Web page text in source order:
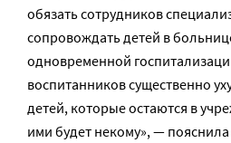
обязать сотрудников
сопровождать детей в
одновременной
воспитанников существенно
детей, которые остаются в
ими будет некому», —